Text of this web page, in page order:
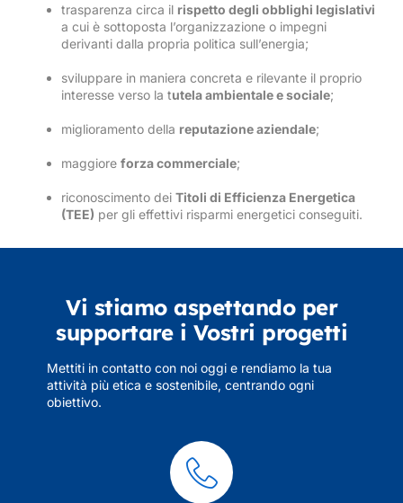
trasparenza circa il rispetto degli obblighi legislativi
a cui è sottoposta l’organizzazione o impegni
derivanti dalla propria politica sull’energia;
sviluppare in maniera concreta e rilevante il proprio
interesse verso la tutela ambientale e sociale;
miglioramento della reputazione aziendale;
maggiore forza commerciale;
riconoscimento dei Titoli di Efficienza Energetica
(TEE) per gli effettivi risparmi energetici conseguiti.
Vi stiamo aspettando per
supportare i Vostri progetti
Mettiti in contatto con noi oggi e rendiamo la tua
attività più etica e sostenibile, centrando ogni
obiettivo.